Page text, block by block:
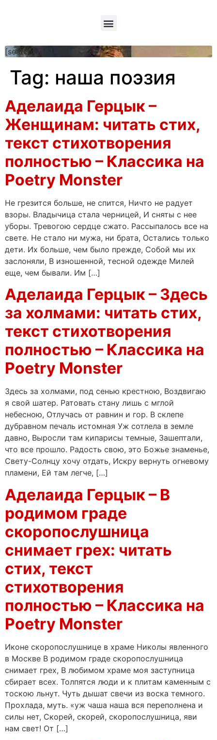
[searchform]
Tag: наша поэзия
Аделаида Герцык –
Женщинам: читать стих,
текст стихотворения
полностью – Классика на
Poetry Monster
Не грезится больше, не спится, Ничто не радует
взоры. Владычица стала черницей, И сняты с нее
уборы. Тревогою сердце сжато. Рассыпалось все на
свете. Не стало ни мужа, ни брата, Остались только
дети. Их больше, чем было прежде, Собой мы их
заслоняли, В изношенной, тесной одежде Милей
еще, чем бывали. Им […]
Аделаида Герцык – Здесь
за холмами: читать стих,
текст стихотворения
полностью – Классика на
Poetry Monster
Здесь за холмами, под сенью крестною, Воздвигаю
я свой шатер. Ратовать стану лишь с мглой
небесною, Отлучась от равнин и гор. В склепе
дубравном печаль истомная Уж сотлела в земле
давно, Выросли там кипарисы темные, Зашептали,
что все прошло. Радость свою, это Божье знаменье,
Свету-Солнцу хочу отдать, Искру вернуть огневому
пламени, Ей там легче, […]
Аделаида Герцык – В
родимом граде
скоропослушница
снимает грех: читать
стих, текст
стихотворения
полностью – Классика на
Poetry Monster
Иконе скоропослушнице в храме Николы явленного
в Москве В родимом граде скоропослушница
снимает грех, В любимом храме моя заступница
сбирает всех. Толпятся люди и к плитам каменным с
тоскою льнут. Чуть дышат свечи из воска темного.
Прохлада, муть. «уж чаша наша вся переполнена и
силы нет, Скорей, скорей, скоропослушница, яви
нам свет! От […]